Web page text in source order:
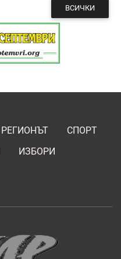
ВСИЧКИ
РЕГИОНЪТ
СПОРТ
ИЗБОРИ